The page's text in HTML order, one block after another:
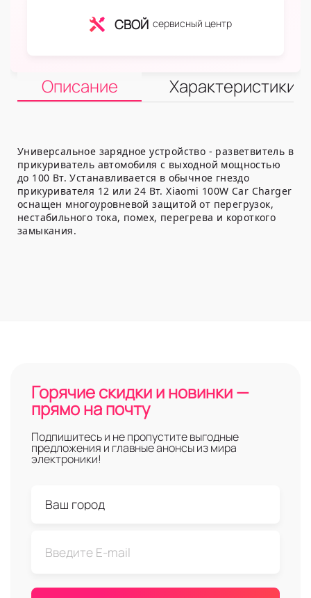
СВОЙ сервисный центр
Описание Характеристики
Универсальное зарядное устройство - разветвитель в
прикуриватель автомобиля с выходной мощностью
до 100 Вт. Устанавливается в обычное гнездо
прикуривателя 12 или 24 Вт. Xiaomi 100W Car Charger
оснащен многоуровневой защитой от перегрузок,
нестабильного тока, помех, перегрева и короткого
замыкания.
Горячие скидки и новинки —
прямо на почту
Подпишитесь и не пропустите выгодные
предложения и главные анонсы из мира
электроники!